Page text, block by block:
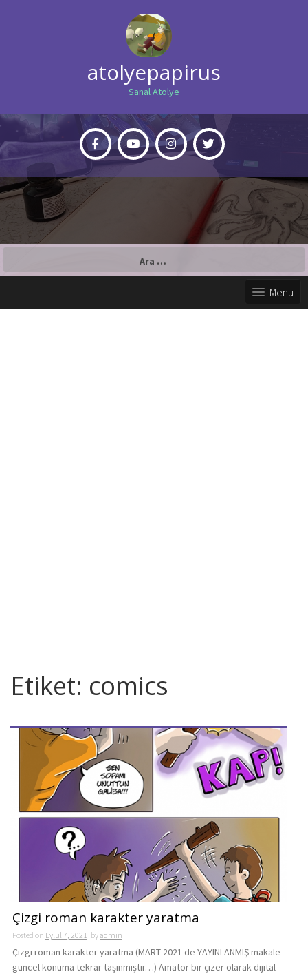
atolyepapirus
Sanal Atolye
Menu
Etiket: comics
Çizgi roman karakter yaratma
Posted on Eylül 7, 2021 byadmin
Çizgi roman karakter yaratma (MART 2021 de YAYINLANMIŞ makale
güncel konuma tekrar taşınmıştır…) Amatör bir çizer olarak dijital